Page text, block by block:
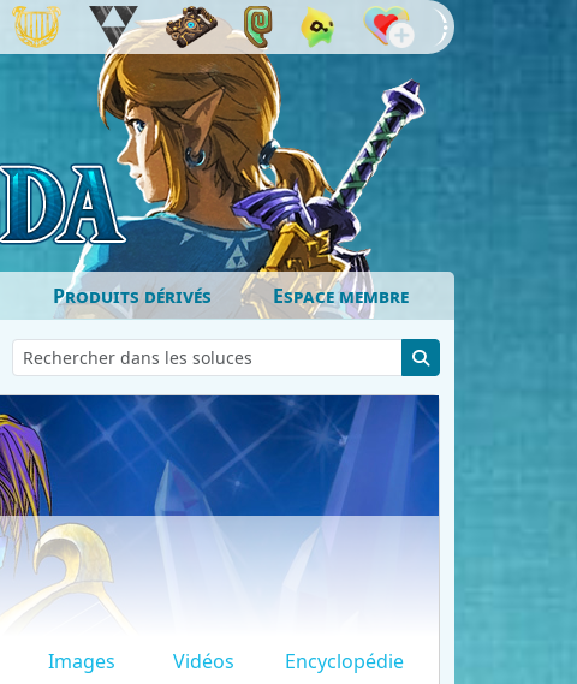
Produits dérivés Espace membre
Images Vidéos Encyclopédie